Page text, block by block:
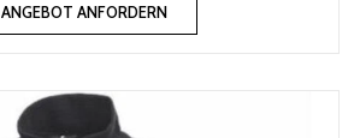
ANGEBOT ANFORDERN